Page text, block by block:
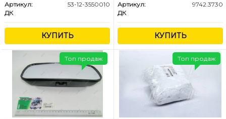
Артикул:
53-12-3550010
ДК
КУПИТЬ
Артикул:
9742.3730
ДК
КУПИТЬ
Топ продаж Топ продаж